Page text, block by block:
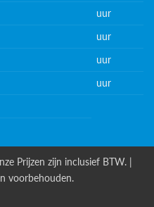
uur
uur
uur
uur
Prijzen zijn inclusief BTW. |
voorbehouden.